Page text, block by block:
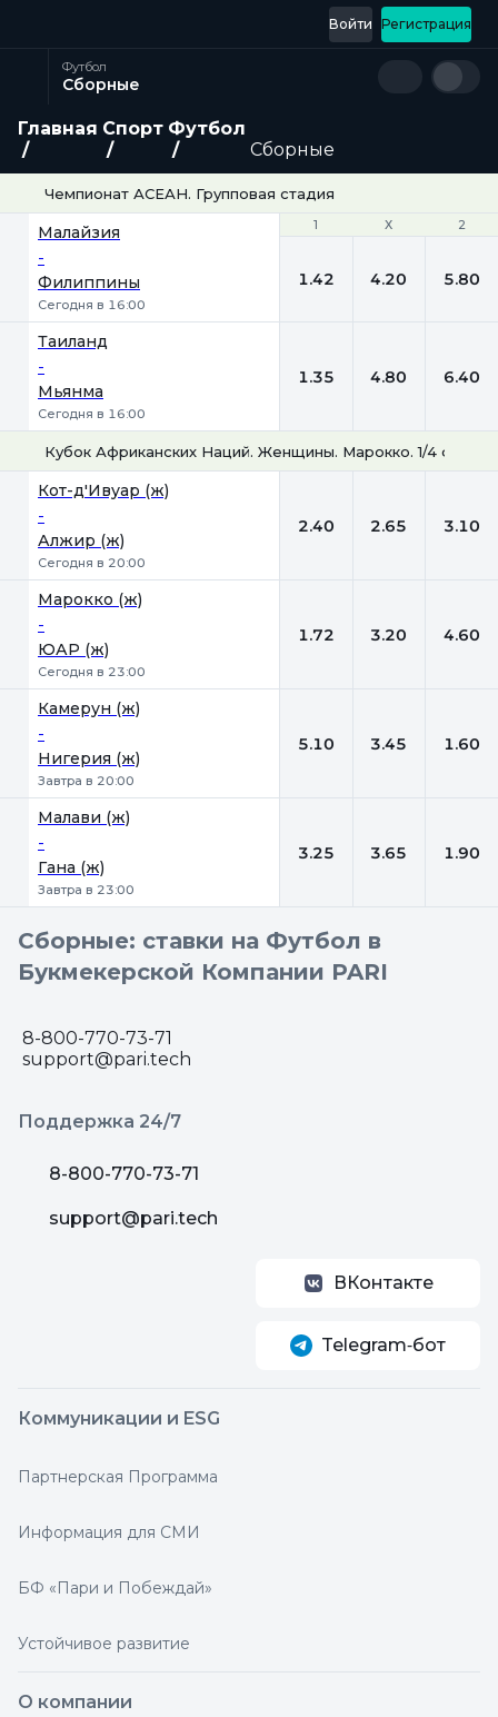
Регистрация
Войти
Футбол
Сборные
Главная Спорт Футбол
Сборные
Чемпионат АСЕАН. Групповая стадия
1 Х 2
Малайзия
-
Филиппины
Сегодня в 16:00
1 Х 2
1.42 4.20 5.80
Таиланд
-
Мьянма
Сегодня в 16:00
1.35 4.80 6.40
Кубок Африканских Наций. Женщины. Марокко. 1/4 финала
Кот-д'Ивуар (ж)
-
Алжир (ж)
Сегодня в 20:00
2.40 2.65 3.10
Марокко (ж)
-
ЮАР (ж)
Сегодня в 23:00
1.72 3.20 4.60
Камерун (ж)
-
Нигерия (ж)
Завтра в 20:00
5.10 3.45 1.60
Малави (ж)
-
Гана (ж)
Завтра в 23:00
3.25 3.65 1.90
Сборные: ставки на Футбол в
Букмекерской Компании PARI
8-800-770-73-71
support@pari.tech
Поддержка 24/7
8-800-770-73-71
support@pari.tech
ВКонтакте
Telegram‑бот
Коммуникации и ESG
Партнерская Программа
Информация для СМИ
БФ «Пари и Побеждай»
Устойчивое развитие
О компании